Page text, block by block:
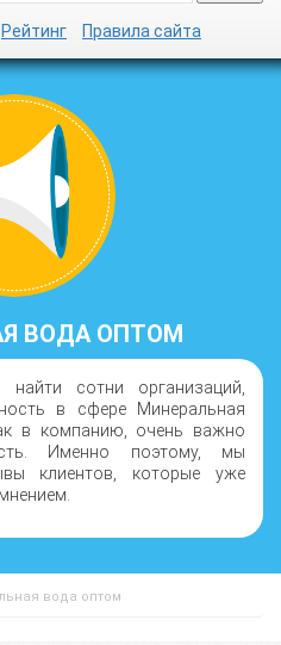
Рейтинг Правила сайта
ВОДА ОПТОМ
сотни организаций,
в сфере Минеральная
в компанию, очень важно
Именно поэтому, мы
клиентов, которые уже
вода оптом